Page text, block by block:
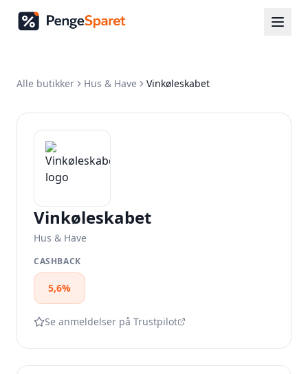
Alle butikker Hus & Have Vinkøleskabet
Vinkøleskabet
Hus & Have
CASHBACK
5,6%
Se anmeldelser på Trustpilot